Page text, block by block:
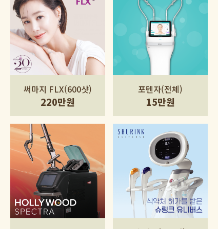
써마지 FLX(600샷)
220만원
포텐자(전체)
15만원